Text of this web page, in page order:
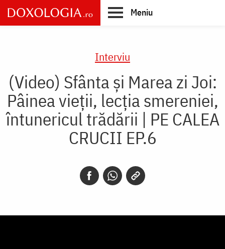
Skip
to
main
Meniu
Interviu
(Video) Sfânta și Marea zi Joi:
Pâinea vieții, lecția smereniei,
întunericul trădării | PE CALEA
CRUCII EP.6